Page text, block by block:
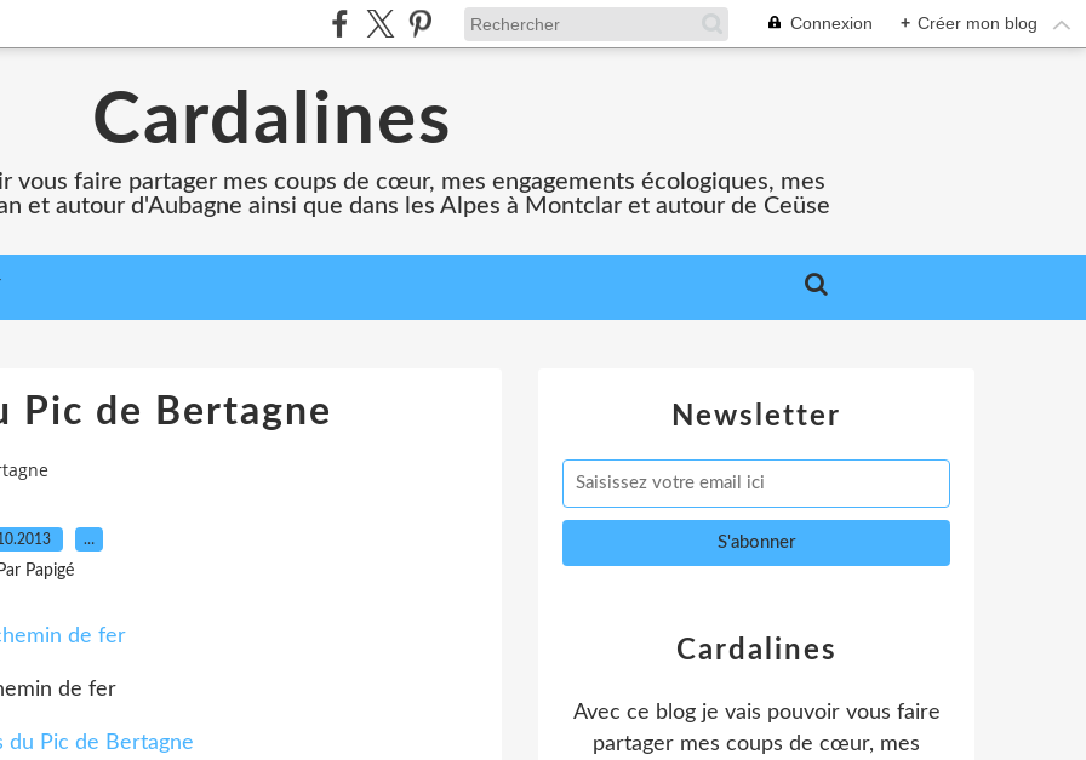
Connexion + Créer mon blog
Cardalines
vous faire partager mes coups de cœur, mes engagements écologiques, mes
et autour d'Aubagne ainsi que dans les Alpes à Montclar et autour de Ceüse
Pic de Bertagne
…
Papigé
de fer
Newsletter
Cardalines
Avec ce blog je vais pouvoir vous faire
partager mes coups de cœur, mes